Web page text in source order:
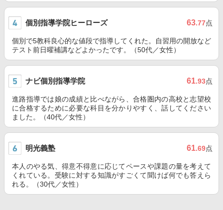
個別指導学院ヒーローズ 63.77点
個別で5教科良心的な値段で指導してくれた。自習用の開放など
テスト前日曜補講などよかったです。（50代／女性）
ナビ個別指導学院 61.93点
進路指導では娘の成績と比べながら、合格圏内の高校と志望校
に合格するために必要な科目を分かりやすく、話してください
ました。（40代／女性）
明光義塾 61.69点
本人のやる気、得意不得意に応じてペースや課題の量を考えて
くれている。受験に対する知識がすごくて聞けば何でも答えら
れる。（30代／女性）